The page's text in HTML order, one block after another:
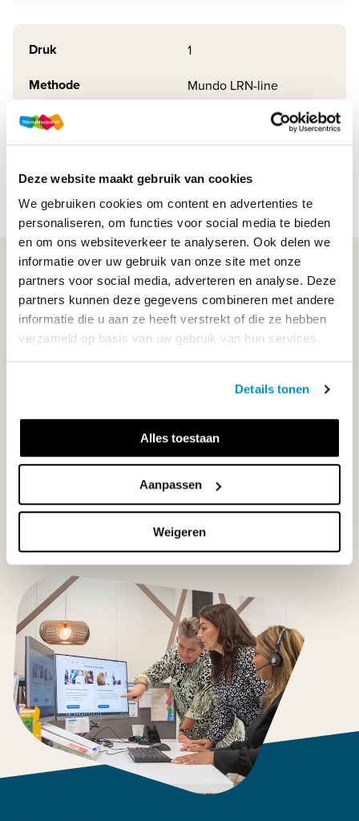
Deze website maakt gebruik van cookies
We gebruiken cookies om content en advertenties te
personaliseren, om functies voor social media te bieden
en om ons websiteverkeer te analyseren. Ook delen we
informatie over uw gebruik van onze site met onze
partners voor social media, adverteren en analyse. Deze
partners kunnen deze gegevens combineren met andere
informatie die u aan ze heeft verstrekt of die ze hebben
verzameld op basis van uw gebruik van hun services.
Details tonen
Alles toestaan
Aanpassen
Weigeren
Druk 1
Methode Mundo LRN-line
Soort uitgave Online + boek VO
WIJ STAAN VOOR JE KLAAR!
033-4483000
Klantenservice